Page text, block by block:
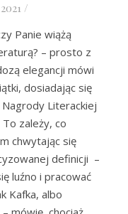
/
Panie wiążą
– prosto z
elegancji mówi
dosiadając się
Literackiej
zależy, co
chwytając się
definicji –
luźno i pracować
Kafka, albo